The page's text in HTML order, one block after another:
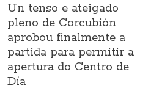
Un tenso e ateigado
pleno de Corcubión
aprobou finalmente a
partida para permitir a
apertura do Centro de
Día